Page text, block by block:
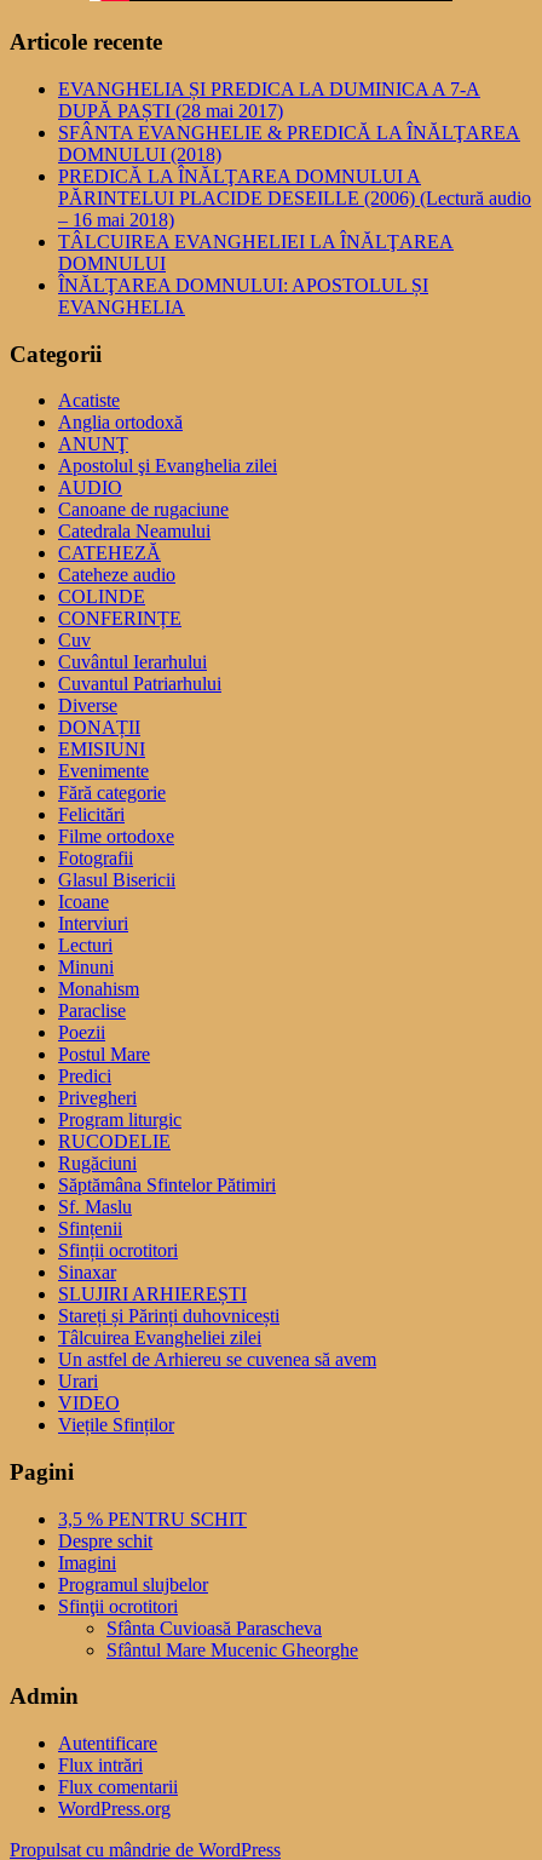
Articole recente
EVANGHELIA ȘI PREDICA LA DUMINICA A 7-A
DUPĂ PAȘTI (28 mai 2017)
SFÂNTA EVANGHELIE & PREDICĂ LA ÎNĂLŢAREA
DOMNULUI (2018)
PREDICĂ LA ÎNĂLŢAREA DOMNULUI A
PĂRINTELUI PLACIDE DESEILLE (2006) (Lectură audio
– 16 mai 2018)
TÂLCUIREA EVANGHELIEI LA ÎNĂLŢAREA
DOMNULUI
ÎNĂLŢAREA DOMNULUI: APOSTOLUL ȘI
EVANGHELIA
Categorii
Acatiste
Anglia ortodoxă
ANUNŢ
Apostolul şi Evanghelia zilei
AUDIO
Canoane de rugaciune
Catedrala Neamului
CATEHEZĂ
Cateheze audio
COLINDE
CONFERINȚE
Cuv
Cuvântul Ierarhului
Cuvantul Patriarhului
Diverse
DONAȚII
EMISIUNI
Evenimente
Fără categorie
Felicitări
Filme ortodoxe
Fotografii
Glasul Bisericii
Icoane
Interviuri
Lecturi
Minuni
Monahism
Paraclise
Poezii
Postul Mare
Predici
Privegheri
Program liturgic
RUCODELIE
Rugăciuni
Săptămâna Sfintelor Pătimiri
Sf. Maslu
Sfințenii
Sfinții ocrotitori
Sinaxar
SLUJIRI ARHIEREȘTI
Stareți și Părinți duhovnicești
Tâlcuirea Evangheliei zilei
Un astfel de Arhiereu se cuvenea să avem
Urari
VIDEO
Viețile Sfinților
Pagini
3,5 % PENTRU SCHIT
Despre schit
Imagini
Programul slujbelor
Sfinţii ocrotitori
Sfânta Cuvioasă Parascheva
Sfântul Mare Mucenic Gheorghe
Admin
Autentificare
Flux intrări
Flux comentarii
WordPress.org
Propulsat cu mândrie de WordPress